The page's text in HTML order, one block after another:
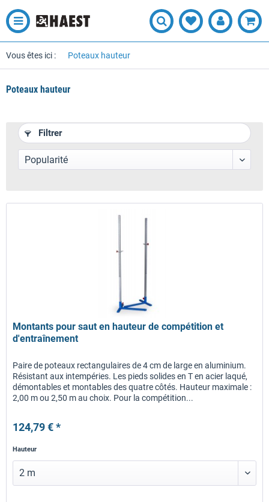
Vous êtes ici : Poteaux hauteur
Poteaux hauteur
Filtrer
Montants pour saut en hauteur de compétition et
d'entraînement
Paire de poteaux rectangulaires de 4 cm de large en aluminium.
Résistant aux intempéries. Les pieds solides en T en acier laqué,
démontables et montables des quatre côtés. Hauteur maximale :
2,00 m ou 2,50 m au choix. Pour la compétition...
124,79 € *
Hauteur